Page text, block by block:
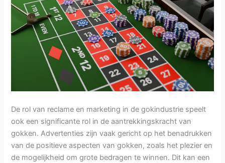
De rol van reclame en marketing in de gokindustrie speelt
ook een significante rol in de aantrekkingskracht van
gokken. Advertenties zijn vaak gericht op het benadrukken
van de positieve aspecten van gokken, zoals het plezier en
de mogelijkheid om grote bedragen te winnen. Dit kan een